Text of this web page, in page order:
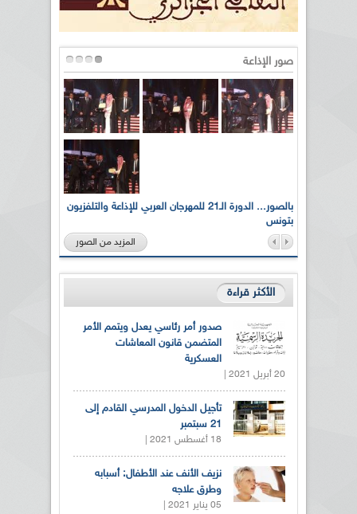
صور الإذاعة
بالصور... الدورة الـ21 للمهرجان العربي للإذاعة والتلفزيون
بتونس
المزيد من الصور
الأكثر قراءة
صدور أمر رئاسي يعدل ويتمم الأمر
المتضمن قانون المعاشات
العسكرية
20 أبريل 2021 |
تأجيل الدخول المدرسي القادم إلى
21 سبتمبر
18 أغسطس 2021 |
نزيف الأنف عند الأطفال: أسبابه
وطرق علاجه
05 يناير 2021 |